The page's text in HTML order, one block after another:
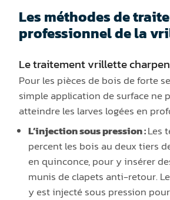
Les méthodes de
professionnel de la
Le traitement vrillette
Pour les pièces de bois de forte
simple application de surface ne
atteindre les larves logées en
L’injection sous pression :Les
percent les bois au deux tiers
en quinconce, pour y insérer
munis de clapets anti-retour.
y est injecté sous pression